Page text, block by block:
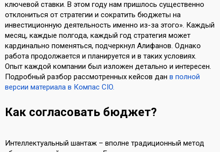
ключевой ставки. В этом году нам пришлось существенно
отклониться от стратегии и сократить бюджеты на
инвестиционную деятельность именно из-за этого». Каждый
месяц, каждые полгода, каждый год стратегия может
кардинально поменяться, подчеркнул Алифанов. Однако
работа продолжается и планируется и в таких условиях.
Опыт каждой компании был изложен детально и интересен.
Подробный разбор рассмотренных кейсов дан в полной
версии материала в Компас CIO.
Как согласовать бюджет?
Интеллектуальный шантаж – вполне традиционный метод